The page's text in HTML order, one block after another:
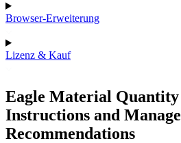
Browser-Erweiterung
Lizenz & Kauf
Eagle Material
Instructions and
Recommendations